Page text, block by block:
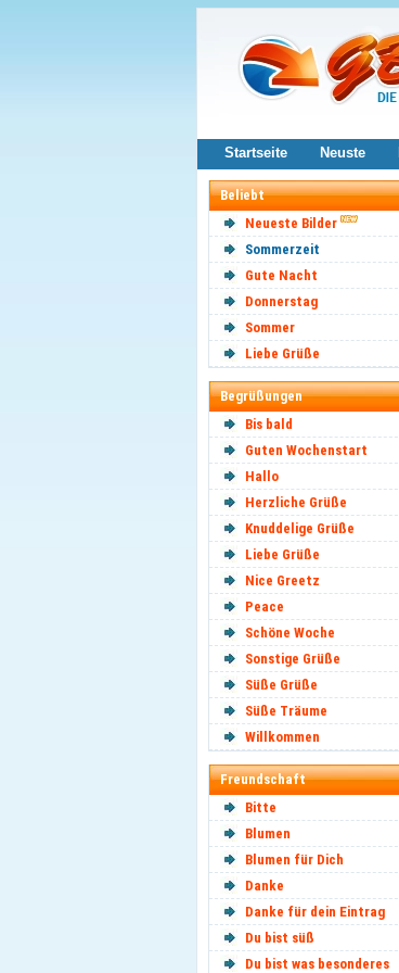
Startseite Neuste
Beliebt
Neueste Bilder
Sommerzeit
Gute Nacht
Donnerstag
Sommer
Liebe Grüße
Begrüßungen
Bis bald
Guten Wochenstart
Hallo
Herzliche Grüße
Knuddelige Grüße
Liebe Grüße
Nice Greetz
Peace
Schöne Woche
Sonstige Grüße
Süße Grüße
Süße Träume
Willkommen
Freundschaft
Bitte
Blumen
Blumen für Dich
Danke
Danke für dein Eintrag
Du bist süß
Du bist was besonderes